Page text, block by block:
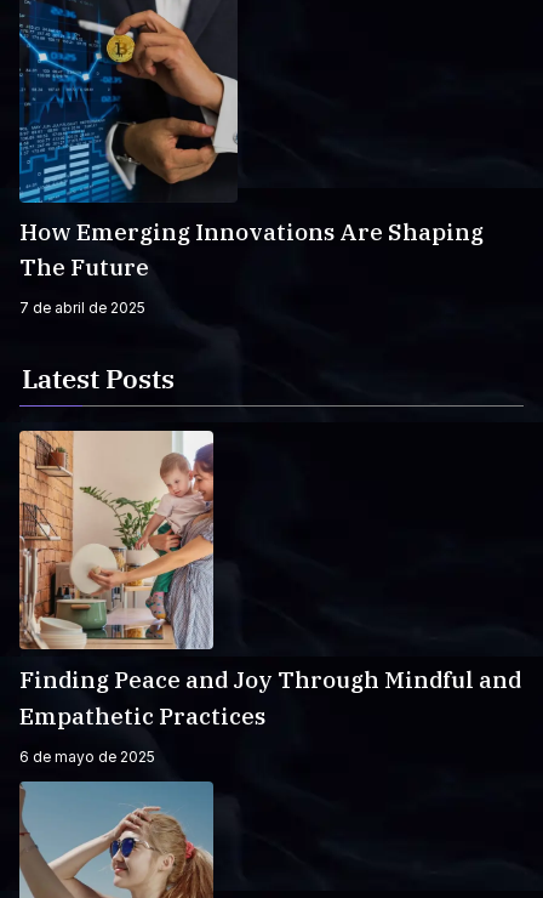
How Emerging Innovations Are Shaping
The Future
7 de abril de 2025
Latest Posts
Finding Peace and Joy Through Mindful and
Empathetic Practices
6 de mayo de 2025